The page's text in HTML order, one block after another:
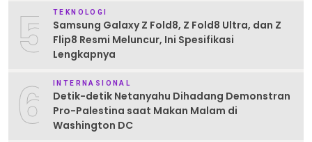
5 TEKNOLOGI
Samsung Galaxy Z Fold8, Z Fold8 Ultra, dan Z
Flip8 Resmi Meluncur, Ini Spesifikasi
Lengkapnya
6 INTERNASIONAL
Detik-detik Netanyahu Dihadang Demonstran
Pro-Palestina saat Makan Malam di
Washington DC